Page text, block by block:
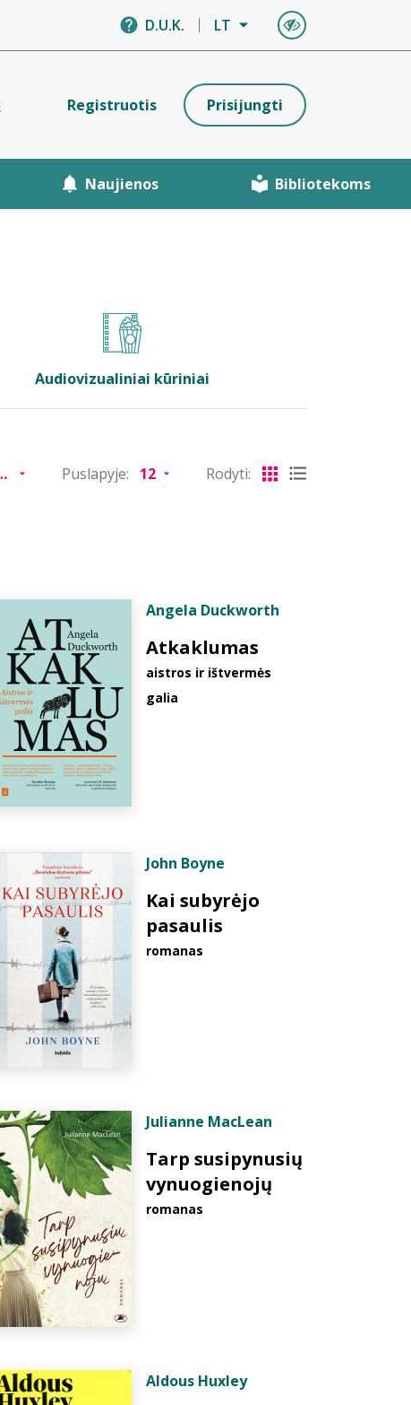
D.U.K. LT
Registruotis Prisijungti
Naujienos Bibliotekoms
Audiovizualiniai kūriniai
Puslapyje: Rodyti:
Angela Duckworth
Atkaklumas
aistros ir ištvermės
galia
John Boyne
Kai subyrėjo
pasaulis
romanas
Julianne MacLean
Tarp susipynusių
vynuogienojų
romanas
Aldous Huxley